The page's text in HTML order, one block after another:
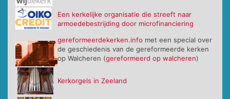
Een kerkelijke organisatie die streeft naar
armoedebestrijding door microfinanciering
gereformeerdekerken.info met een special over
de geschiedenis van de gereformeerde kerken
op Walcheren (gereformeerd op walcheren)
Kerkorgels in Zeeland